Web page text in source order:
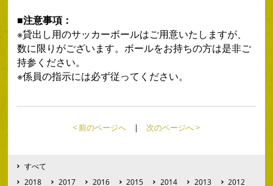
■注意事項：
※貸出し用のサッカーボールはご用意いたしますが、
数に限りがございます。ボールをお持ちの方は是非ご
持参ください。
※係員の指示には必ず従ってください。
< 前のページへ | 次のページへ >
すべて
2018
2017 2016 2015 2014 2013 2012